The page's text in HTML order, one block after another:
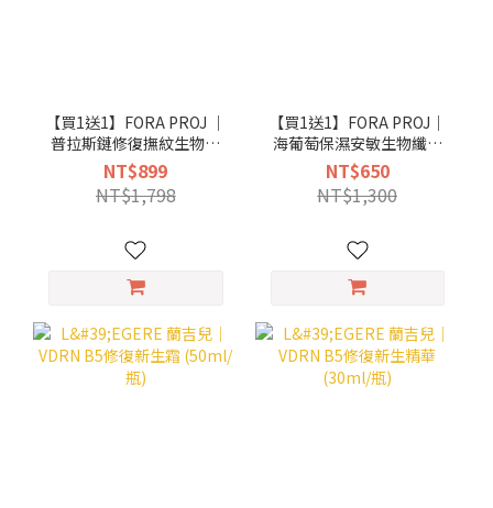
【買1送1】FORA PROJ ｜
普拉斯鏈修復撫紋生物纖
維乳液面膜 25ml x 3pcs
NT$899
NT$1,798
【買1送1】FORA PROJ｜
海葡萄保濕安敏生物纖維
面膜 25ml x 3pcs
NT$650
NT$1,300